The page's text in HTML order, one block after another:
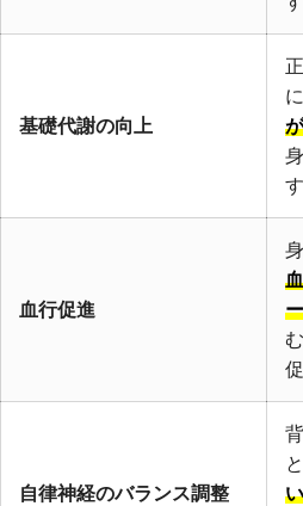
基礎代謝の向上
す
血行促進
自律神経のバランス調整
い